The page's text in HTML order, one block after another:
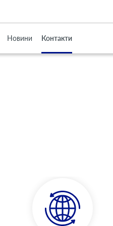
Новини Контакти
update